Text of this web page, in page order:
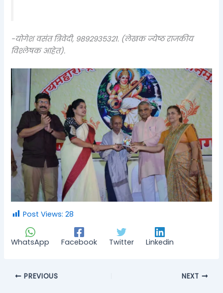
-योगेश वसंत त्रिवेदी, ९८९२९३५३२१. (लेखक ज्येष्ठ राजकीय
विश्लेषक आहेत).
Post Views: 28
WhatsApp Facebook Twitter Linkedin
PREVIOUS NEXT